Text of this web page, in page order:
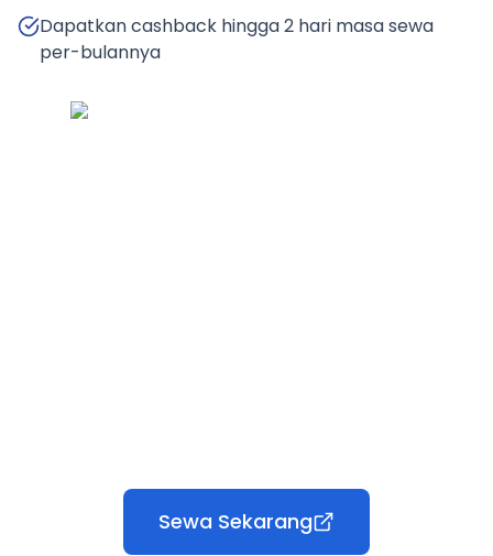
Dapatkan cashback hingga 2 hari masa sewa
per-bulannya
Sewa Sekarang